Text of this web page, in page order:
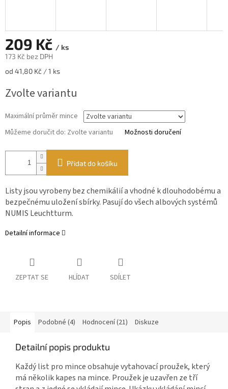
209 Kč / ks
173 Kč bez DPH
Měrná
od 41,80 Kč / 1 ks
Zvolte variantu
Maximální průměr mince
Můžeme doručit do: Zvolte variantu Možnosti doručení
Přidat do košíku
Listy jsou vyrobeny bez chemikálií a vhodné k dlouhodobému a
bezpečnému uložení sbírky. Pasují do všech albových systémů
NUMIS Leuchtturm.
Detailní informace
ZEPTAT SE HLÍDAT SDÍLET
Popis Podobné (4) Hodnocení (21) Diskuze
Detailní popis produktu
Každý list pro mince obsahuje vytahovací proužek, který
má několik kapes na mince. Proužek je uzavřen ze tří